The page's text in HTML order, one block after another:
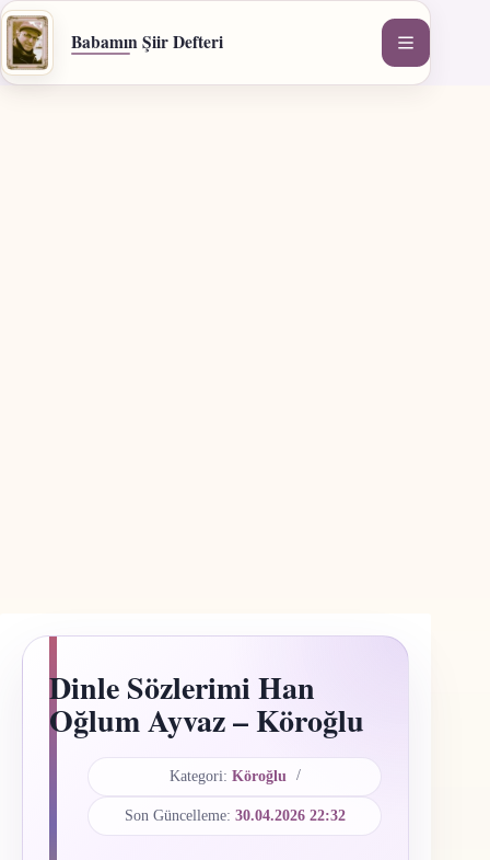
İçeriğe
geç
Babamın Şiir Defteri
Dinle Sözlerimi Han
Oğlum Ayvaz – Köroğlu
Kategori: Köroğlu
Son Güncelleme: 30.04.2026 22:32